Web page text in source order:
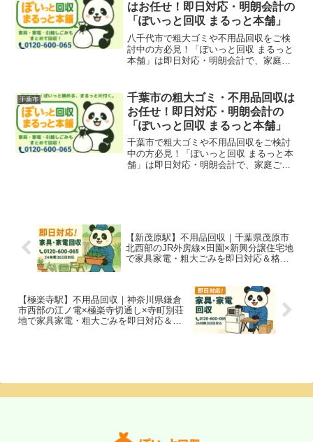
はお任せ！即日対応・明朗会計の
「ぽいっと回収 まるっと本舗」
八千代市で粗大ゴミや不用品回収をご検
討中の方必見！「ぽいっと回収 まるっと
本舗」は即日対応・明朗会計で、家庭ご
台・勝田台・大和田・緑が丘エリアも対
応可能です。
千葉市
千葉市の粗大ゴミ・不用品回収は
お任せ！即日対応・明朗会計の
「ぽいっと回収 まるっと本舗」
千葉市で粗大ゴミや不用品回収をご検討
中の方必見！「ぽいっと回収 まるっと本
舗」は即日対応・明朗会計で、家庭ご
【新茂原駅】不用品回収｜千葉県茂原市
北西部のJR外房線×田園×新興分譲住宅地
で家具家電・粗大ごみを即日対応＆格安
【極楽寺駅】不用品回収｜神奈川県鎌倉
市西部の江ノ電×極楽寺切通し×寺町別荘
地で家具家電・粗大ごみを即日対応＆格